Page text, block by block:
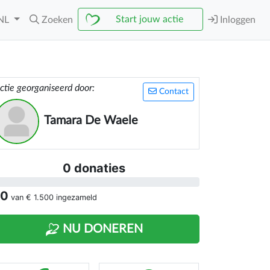
Zoeken Start jouw actie Inloggen
Contact
georganiseerd door:
Tamara De Waele
0 donaties
van € 1.500 ingezameld
NU DONEREN